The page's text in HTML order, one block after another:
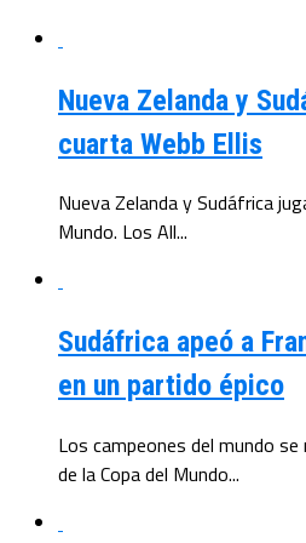
Nueva Zelanda y
cuarta Webb Ellis
Nueva Zelanda y Sudáfrica
Mundo. Los All...
Sudáfrica apeó a
en un partido épico
Los campeones del mundo
de la Copa del Mundo...